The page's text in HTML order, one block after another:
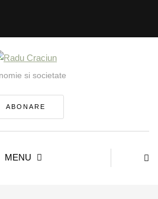
si societate
ABONARE
MENU